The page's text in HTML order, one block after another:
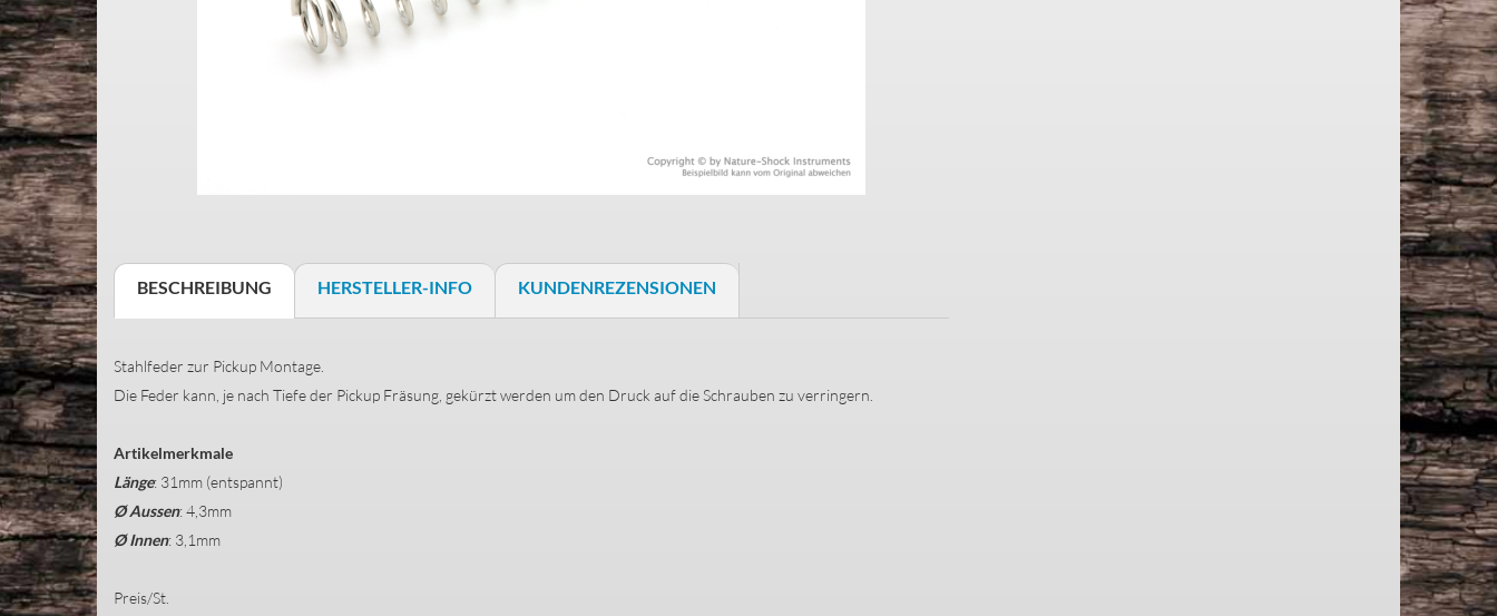
Schrauben & Federn
Halsbefestigung
Trussrods
BESCHREIBUNG HERSTELLER-INFO KUNDENREZENSIONEN
Stahlfeder zur Pickup Montage.
Die Feder kann, je nach Tiefe der Pickup Fräsung, gekürzt werden um den Druck auf die Schrauben zu verringern.
Artikelmerkmale
Länge: 31mm (entspannt)
Ø Aussen: 4,3mm
Ø Innen: 3,1mm
Preis/St.